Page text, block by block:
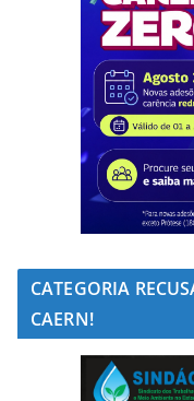
CATEGORIA
CAERN!